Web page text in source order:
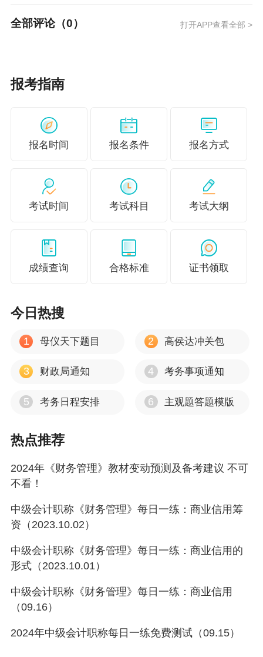
全部评论（0） 打开APP查看全部 >
报考指南
报名时间 报名条件 报名方式
考试时间 考试科目 考试大纲
成绩查询 合格标准 证书领取
今日热搜
1 母仪天下题目 2 高侯达冲关包
3 财政局通知 4 考务事项通知
5 考务日程安排 6 主观题答题模版
热点推荐
2024年《财务管理》教材变动预测及备考建议 不可
不看！
中级会计职称《财务管理》每日一练：商业信用筹
资（2023.10.02）
中级会计职称《财务管理》每日一练：商业信用的
形式（2023.10.01）
中级会计职称《财务管理》每日一练：商业信用
（09.16）
2024年中级会计职称每日一练免费测试（09.15）